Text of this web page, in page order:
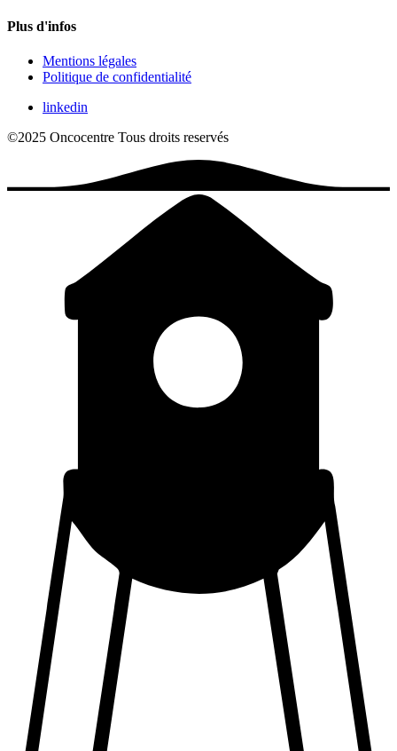
Plus d'infos
Mentions légales
Politique de confidentialité
linkedin
©2025 Oncocentre Tous droits reservés